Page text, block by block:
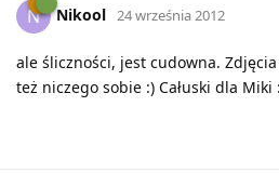
N Nikool 24 września 2012
ale śliczności, jest cudowna.
też niczego sobie :) Całuski dla